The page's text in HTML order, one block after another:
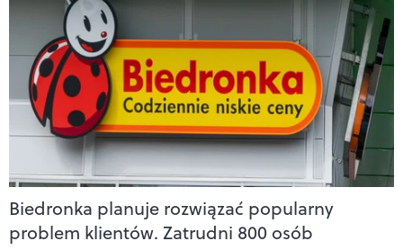
Biedronka planuje rozwiązać popularny
problem klientów. Zatrudni 800 osób